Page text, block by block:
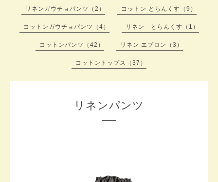
リネンガウチョパンツ（2） コットン とらんくす（9）
コットンガウチョパンツ（4） リネン とらんくす（1）
コットンパンツ（42） リネン エプロン（3）
コットントップス（37）
リネンパンツ